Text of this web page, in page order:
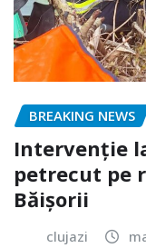
BREAKING NEWS
Intervenție
petrecut pe
Băișorii
clujazi